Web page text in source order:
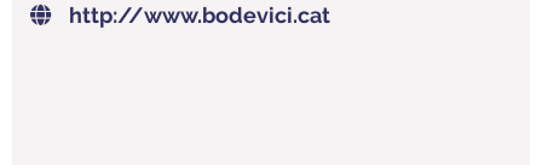
http://www.bodevici.cat